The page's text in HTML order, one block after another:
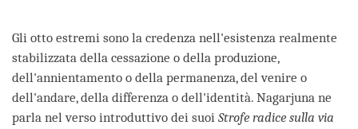
Gli otto estremi sono la credenza nell'esistenza realmente
stabilizzata della cessazione o della produzione,
dell'annientamento o della permanenza, del venire o
dell'andare, della differenza o dell'identità. Nagarjuna ne
parla nel verso introduttivo dei suoi Strofe radice sulla via